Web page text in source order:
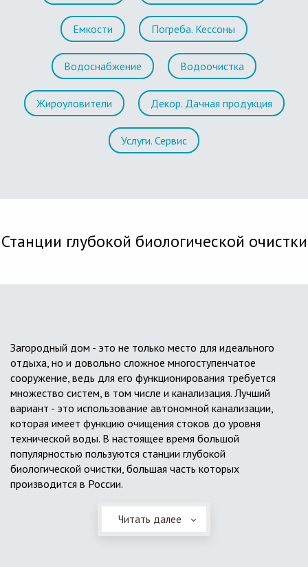
Емкости Погреба. Кессоны
Водоснабжение Водоочистка
Жироуловители Декор. Дачная продукция
Услуги. Сервис
Станции глубокой биологической очистки
Загородный дом - это не только место для идеального
отдыха, но и довольно сложное многоступенчатое
сооружение, ведь для его функционирования требуется
множество систем, в том числе и канализация. Лучший
вариант - это использование автономной канализации,
которая имеет функцию очищения стоков до уровня
технической воды. В настоящее время большой
популярностью пользуются станции глубокой
биологической очистки, большая часть которых
производится в России.
Читать далее